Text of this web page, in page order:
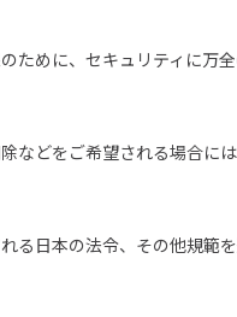
めに、セキュリティに万全
などをご希望される場合に
る日本の法令、その他規範